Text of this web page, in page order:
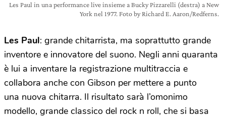
Les Paul in una performance live insieme a Bucky Pizzarelli (destra) a New
York nel 1977. Foto by Richard E. Aaron/Redferns.
Les Paul: grande chitarrista, ma soprattutto grande
inventore e innovatore del suono. Negli anni quaranta
è lui a inventare la registrazione multitraccia e
collabora anche con Gibson per mettere a punto
una nuova chitarra. Il risultato sarà l’omonimo
modello, grande classico del rock n roll, che si basa